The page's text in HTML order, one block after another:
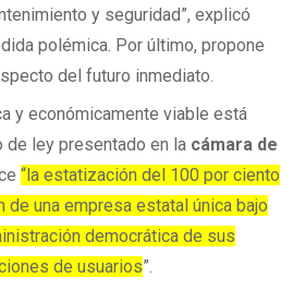
y seguridad”, explicó
polémica. Por último, propone
del futuro inmediato.
y económicamente viable está
de ley presentado en la cámara de
“la estatización del 100 por ciento
una empresa estatal única bajo
democrática de sus
de usuarios”.